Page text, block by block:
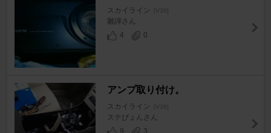
スカイライン [V36]
雛譁さん
4
0
アンプ取り付け。
スカイライン [V36]
ステぴょんさん